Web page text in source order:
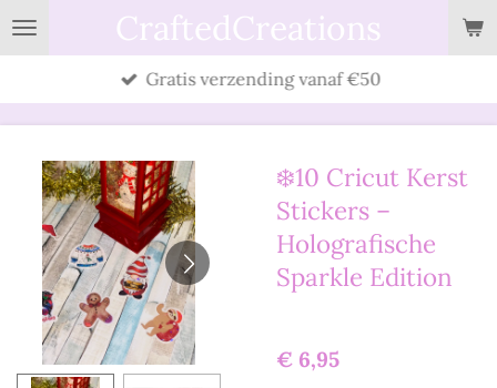
Ga
direct
CraftedCreations
Gratis verzending vanaf €50
❄️10 Cricut Kerst
Stickers –
Holografische
Sparkle Edition
€ 6,95